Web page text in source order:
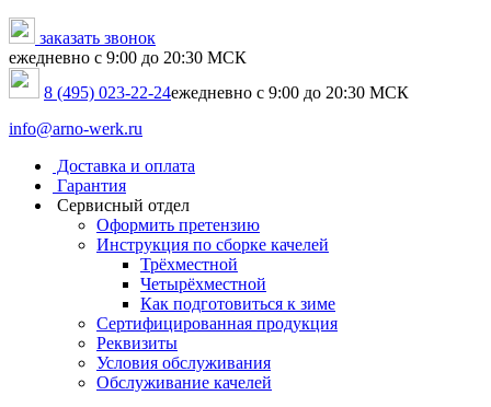
заказать звонок
ежедневно с 9:00 до 20:30 МСК
8 (495) 023-22-24ежедневно с 9:00 до 20:30 МСК
info@arno-werk.ru
Доставка и оплата
Гарантия
Сервисный отдел
Оформить претензию
Инструкция по сборке качелей
Трёхместной
Четырёхместной
Как подготовиться к зиме
Сертифицированная продукция
Реквизиты
Условия обслуживания
Обслуживание качелей